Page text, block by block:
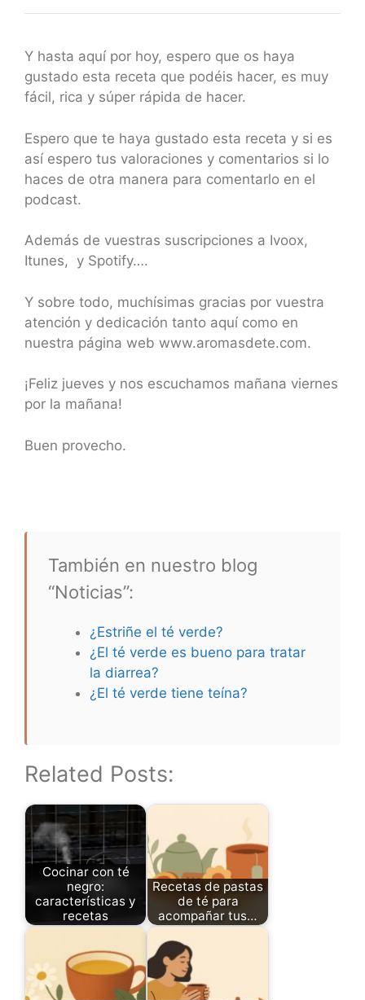
Y hasta aquí por hoy, espero que os haya
gustado esta receta que podéis hacer, es muy
fácil, rica y súper rápida de hacer.
Espero que te haya gustado esta receta y si es
así espero tus valoraciones y comentarios si lo
haces de otra manera para comentarlo en el
podcast.
Además de vuestras suscripciones a Ivoox,
Itunes, y Spotify….
Y sobre todo, muchísimas gracias por vuestra
atención y dedicación tanto aquí como en
nuestra página web www.aromasdete.com.
¡Feliz jueves y nos escuchamos mañana viernes
por la mañana!
Buen provecho.
También en nuestro blog
“Noticias”:
¿Estriñe el té verde?
¿El té verde es bueno para tratar
la diarrea?
¿El té verde tiene teína?
Related Posts:
Cocinar con té
negro:
características y
recetas
Recetas de pastas
de té para
acompañar tus…